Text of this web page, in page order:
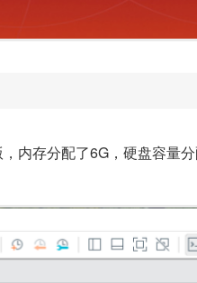
内存分配了6G，硬盘容量